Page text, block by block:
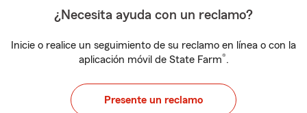
¿Necesita ayuda con un reclamo?
Inicie o realice un seguimiento de su reclamo en línea o con la
aplicación móvil de State Farm®.
Presente un reclamo